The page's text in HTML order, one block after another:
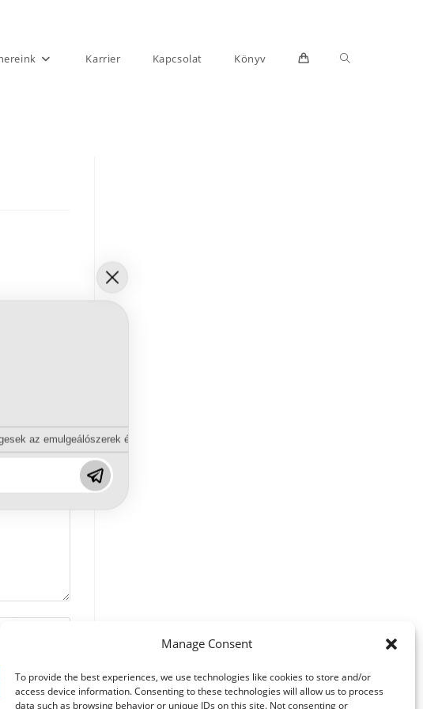
Manage Consent
To provide the best experiences, we use technologies like cookies to store and/or
access device information. Consenting to these technologies will allow us to process
data such as browsing behavior or unique IDs on this site. Not consenting or
Karrier Kapcsolat Könyv Toggle
az emulgeálószerek és diszpergálószerek terén?